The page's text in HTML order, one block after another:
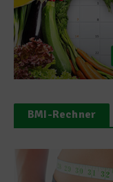
BMI-Rechner